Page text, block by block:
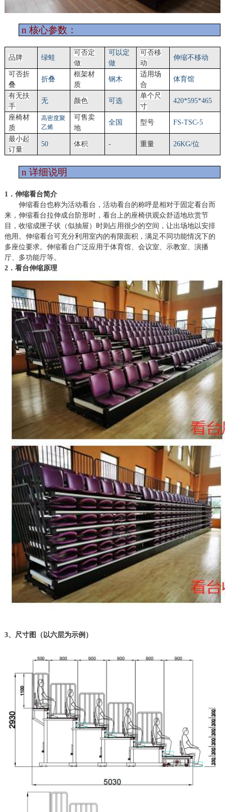
n 核心参数：
品牌 绿蛙
可否定
做
可以定
做
可否移
动
伸缩不移动
可否折
叠
折叠
框架材
质
钢木
适用场
合
体育馆
有无扶
手
无 颜色 可选
单个尺
寸
420*595*465
座椅材
质
高密度聚
乙烯
可售卖
地
全国 型号 FS-TSC-5
最小起
订量
50 体积 - 重量 26KG/位
n 详细说明
1．伸缩看台简介
伸缩看台也称为活动看台，活动看台的称呼是相对于固定看台而
来，伸缩看台拉伸成台阶形时，看台上的座椅供观众舒适地欣赏节
目，收缩成匣子状（似抽屉）时则占用很少的空间，让出场地以安排
他用。伸缩看台可充分利用室内的有限面积，满足不同功能情况下的
多座位要求。伸缩看台广泛应用于体育馆、会议室、示教室、演播
厅、多功能厅等。
2．看台伸缩原理
3、尺寸图（以六层为示例）